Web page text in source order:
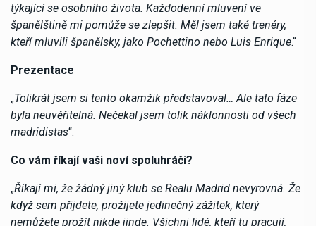
týkající se osobního života. Každodenní mluvení ve
španělštině mi pomůže se zlepšit. Měl jsem také trenéry,
kteří mluvili španělsky, jako Pochettino nebo Luis Enrique.“
Prezentace
„Tolikrát jsem si tento okamžik představoval… Ale tato fáze
byla neuvěřitelná. Nečekal jsem tolik náklonnosti od všech
madridistas“.
Co vám říkají vaši noví spoluhráči?
„Říkají mi, že žádný jiný klub se Realu Madrid nevyrovná. Že
když sem přijdete, prožijete jedinečný zážitek, který
nemůžete prožít nikde jinde. Všichni lidé, kteří tu pracují,